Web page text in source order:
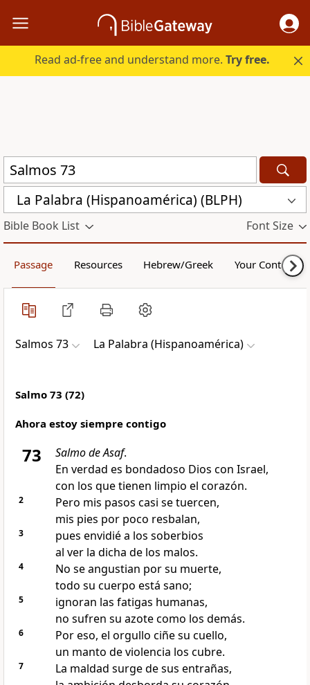
Read ad-free and understand more.Try free.
La Palabra (Hispanoamérica) (BLPH)
Bible Book List Font Size
Passage Resources Hebrew/Greek Your Content
Salmos 73 La Palabra (Hispanoamérica)
Salmo 73 (72)
Ahora estoy siempre contigo
73 Salmo de Asaf.
En verdad es bondadoso Dios con Israel,
con los que tienen limpio el corazón.
2
Pero mis pasos casi se tuercen,
mis pies por poco resbalan,
3
pues envidié a los soberbios
al ver la dicha de los malos.
4
No se angustian por su muerte,
todo su cuerpo está sano;
5
ignoran las fatigas humanas,
no sufren su azote como los demás.
6
Por eso, el orgullo ciñe su cuello,
un manto de violencia los cubre.
7
La maldad surge de sus entrañas,